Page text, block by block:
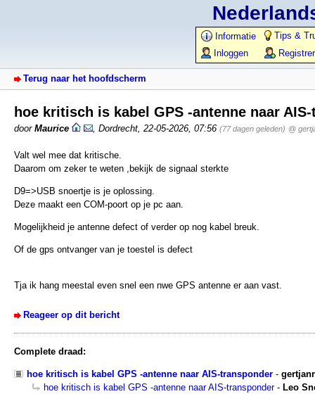
Informatie
Tips &
Inloggen
Terug naar het hoofdscherm
hoe kritisch is kabel GPS -antenne naar
door Maurice Dordrecht 22-05-2026, 07:56 (77 dagen geleden) @
Valt wel mee dat kritische.
Daarom om zeker te weten ,bekijk de signaal sterkte
D9=>USB snoertje is je oplossing.
Deze maakt een COM-poort op je pc aan.
Mogelijkheid je antenne defect of verder op nog kabel breuk.
Of de gps ontvanger van je toestel is defect
Tja ik hang meestal even snel een nwe GPS antenne er aan vast.
Reageer op dit bericht
Complete draad:
hoe kritisch is kabel GPS -antenne naar AIS-transponder -
hoe kritisch is kabel GPS -antenne naar AIS-transponder- Leo